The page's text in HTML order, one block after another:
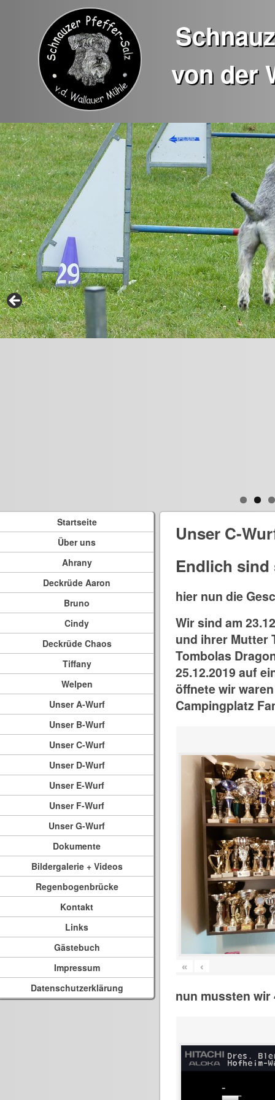
von der
Startseite
Über uns
Ahrany
Deckrüde Aaron
Bruno
Cindy
Deckrüde Chaos
Tiffany
Welpen
Unser A-Wurf
Unser B-Wurf
Unser C-Wurf
Unser D-Wurf
Unser E-Wurf
Unser F-Wurf
Unser G-Wurf
Dokumente
Bildergalerie + Videos
Regenbogenbrücke
Kontakt
Links
Gästebuch
Impressum
Datenschutzerklärung
Unser C-
Endlich sind
hier nun die
Wir sind am
und ihrer Mutter
Tombolas
25.12.2019 auf
öffnete wir
Campingplatz
« ‹
nun mussten wir